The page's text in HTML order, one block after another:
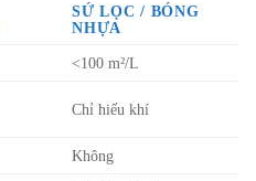
SỨ LỌC / BÓNG
NHỰA
<100 m²/L
Chỉ hiếu khí
Không